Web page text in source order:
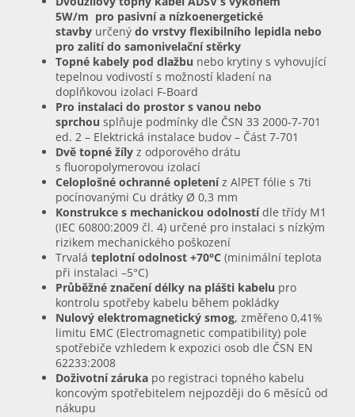
5W/m pro pasivní a nízkoenergetické
stavby určený do vrstvy flexibilního lepidla nebo
pro zalití do samonivelační stěrky
Topné kabely pod dlažbu nebo krytiny s vyhovující
tepelnou vodivostí s možností kladení na
doplňkovou izolaci F-Board
Pro instalaci do prostor s vanou nebo
sprchou splňuje podmínky dle ČSN 33 2000-7-701
ed. 2 – Elektrická instalace budov – Část 7-701
Dvě topné žíly z odporového drátu
s fluoropolymerovou izolací
Celoplošné ochranné opleteníz AlPET fólie s 7ti
pocínovanými Cu drátky Ø 0,3 mm
Konstrukce s mechanickou odolnostídle třídy M1
(IEC 60800:2009 čl. 4) určené pro instalaci s nízkým
rizikem mechanického poškození
Trvalá teplotní odolnost +70°C (minimální teplota
při instalaci –5°C)
Průběžné značení délky na plášti kabelu pro
kontrolu spotřeby kabelu během pokládky
Nulový elektromagnetický smog, změřeno 0,41%
limitu EMC (Electromagnetic compatibility) pole
spotřebiče vzhledem k expozici osob dle ČSN EN
62233:2008
Doživotní záruka po registraci topného kabelu
koncovým spotřebitelem nejpozději do 6 měsíců od
nákupu